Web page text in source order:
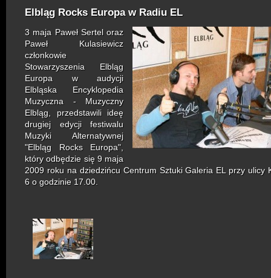
Elbląg Rocks Europa w Radiu EL
3 maja Paweł Sertel oraz
Paweł Kulasiewicz
członkowie
Stowarzyszenia Elbląg
Europa w audycji
Elbląska Encyklopedia
Muzyczna - Muzyczny
Elbląg, przedstawili ideę
drugiej edycji festiwalu
Muzyki Alternatywnej
"Elbląg Rocks Europa",
który odbędzie się 9 maja
2009 roku na dziedzińcu Centrum Sztuki Galeria EL przy ulicy
6 o godzinie 17.00.